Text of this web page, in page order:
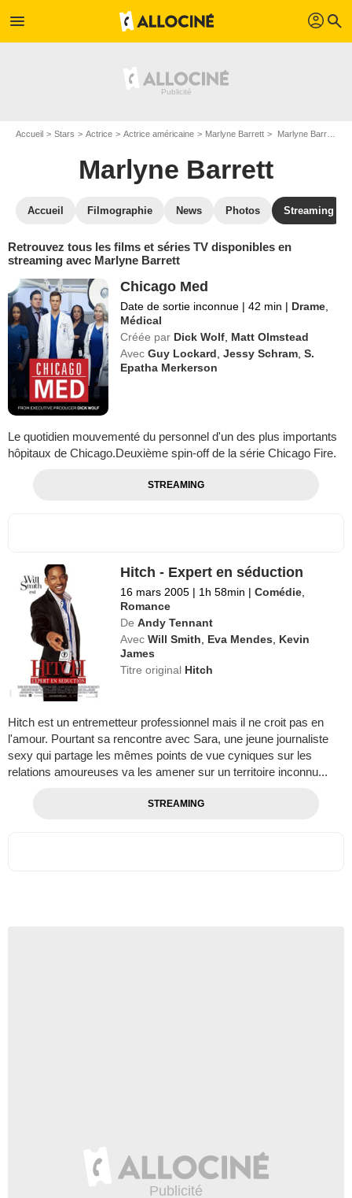
menu profil search
Accueil Stars Actrice Actrice américaine Marlyne Barrett Marlyne Barrett : Films et séries online
Marlyne Barrett
Accueil Filmographie News Photos Streaming
Retrouvez tous les films et séries TV disponibles en
streaming avec Marlyne Barrett
Chicago Med
Date de sortie inconnue | 42 min | Drame
Médical
Créée par Dick Wolf Matt Olmstead
Avec Guy Lockard ,Jessy Schram ,S.
Epatha Merkerson
Le quotidien mouvementé du personnel d'un des plus importants
hôpitaux de Chicago.Deuxième spin-off de la série Chicago Fire.
STREAMING
Hitch - Expert en séduction
16 mars 2005 | 1h 58min | Comédie
Romance
De Andy Tennant
Avec Will Smith Eva Mendes
Kevin
James
Titre original Hitch
Hitch est un entremetteur professionnel mais il ne croit pas en
l'amour. Pourtant sa rencontre avec Sara, une jeune journaliste
sexy qui partage les mêmes points de vue cyniques sur les
relations amoureuses va les amener sur un territoire inconnu...
STREAMING